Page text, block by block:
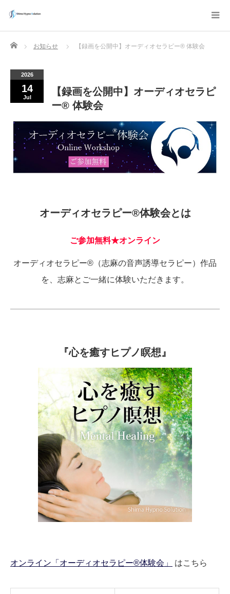
Home お知らせ 【録画を公開中】オーディオセラピー® 体験会
2026
14
Jul
【録画を公開中】オーディオセラピ
ー® 体験会
オーディオセラピー®体験会とは
ご参加無料★オンライン
オーディオセラピー®（志麻の音声誘導セラピー）作品
を、志麻とご一緒に体験いただきます。
『心を癒すヒプノ瞑想』
オンライン「オーディオセラピー®体験会」 はこちら